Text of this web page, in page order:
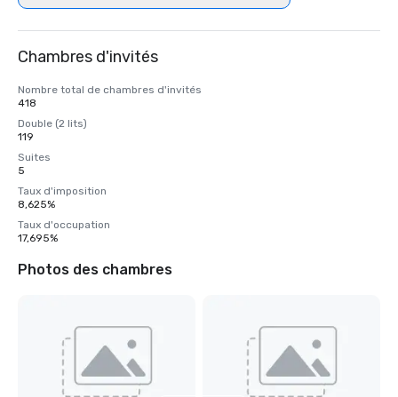
Chambres d'invités
Nombre total de chambres d'invités
418
Double (2 lits)
119
Suites
5
Taux d'imposition
8,625%
Taux d'occupation
17,695%
Photos des chambres